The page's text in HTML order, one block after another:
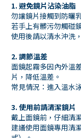
1. 避免鏡片沾染油脂
勿讓鏡片接觸到防曬
若手上有髒污勿觸碰
使用後請以清水沖洗
2. 調節溫差
面鏡起霧多因內外溫
片，降低溫差。
常見情況：進入溫水
3. 使用前請清潔鏡片
戴上面鏡前，仔細清
建議使用面鏡專用清